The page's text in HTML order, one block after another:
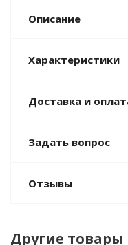
Описание
Характеристики
Доставка и
Задать вопрос
Отзывы
Другие